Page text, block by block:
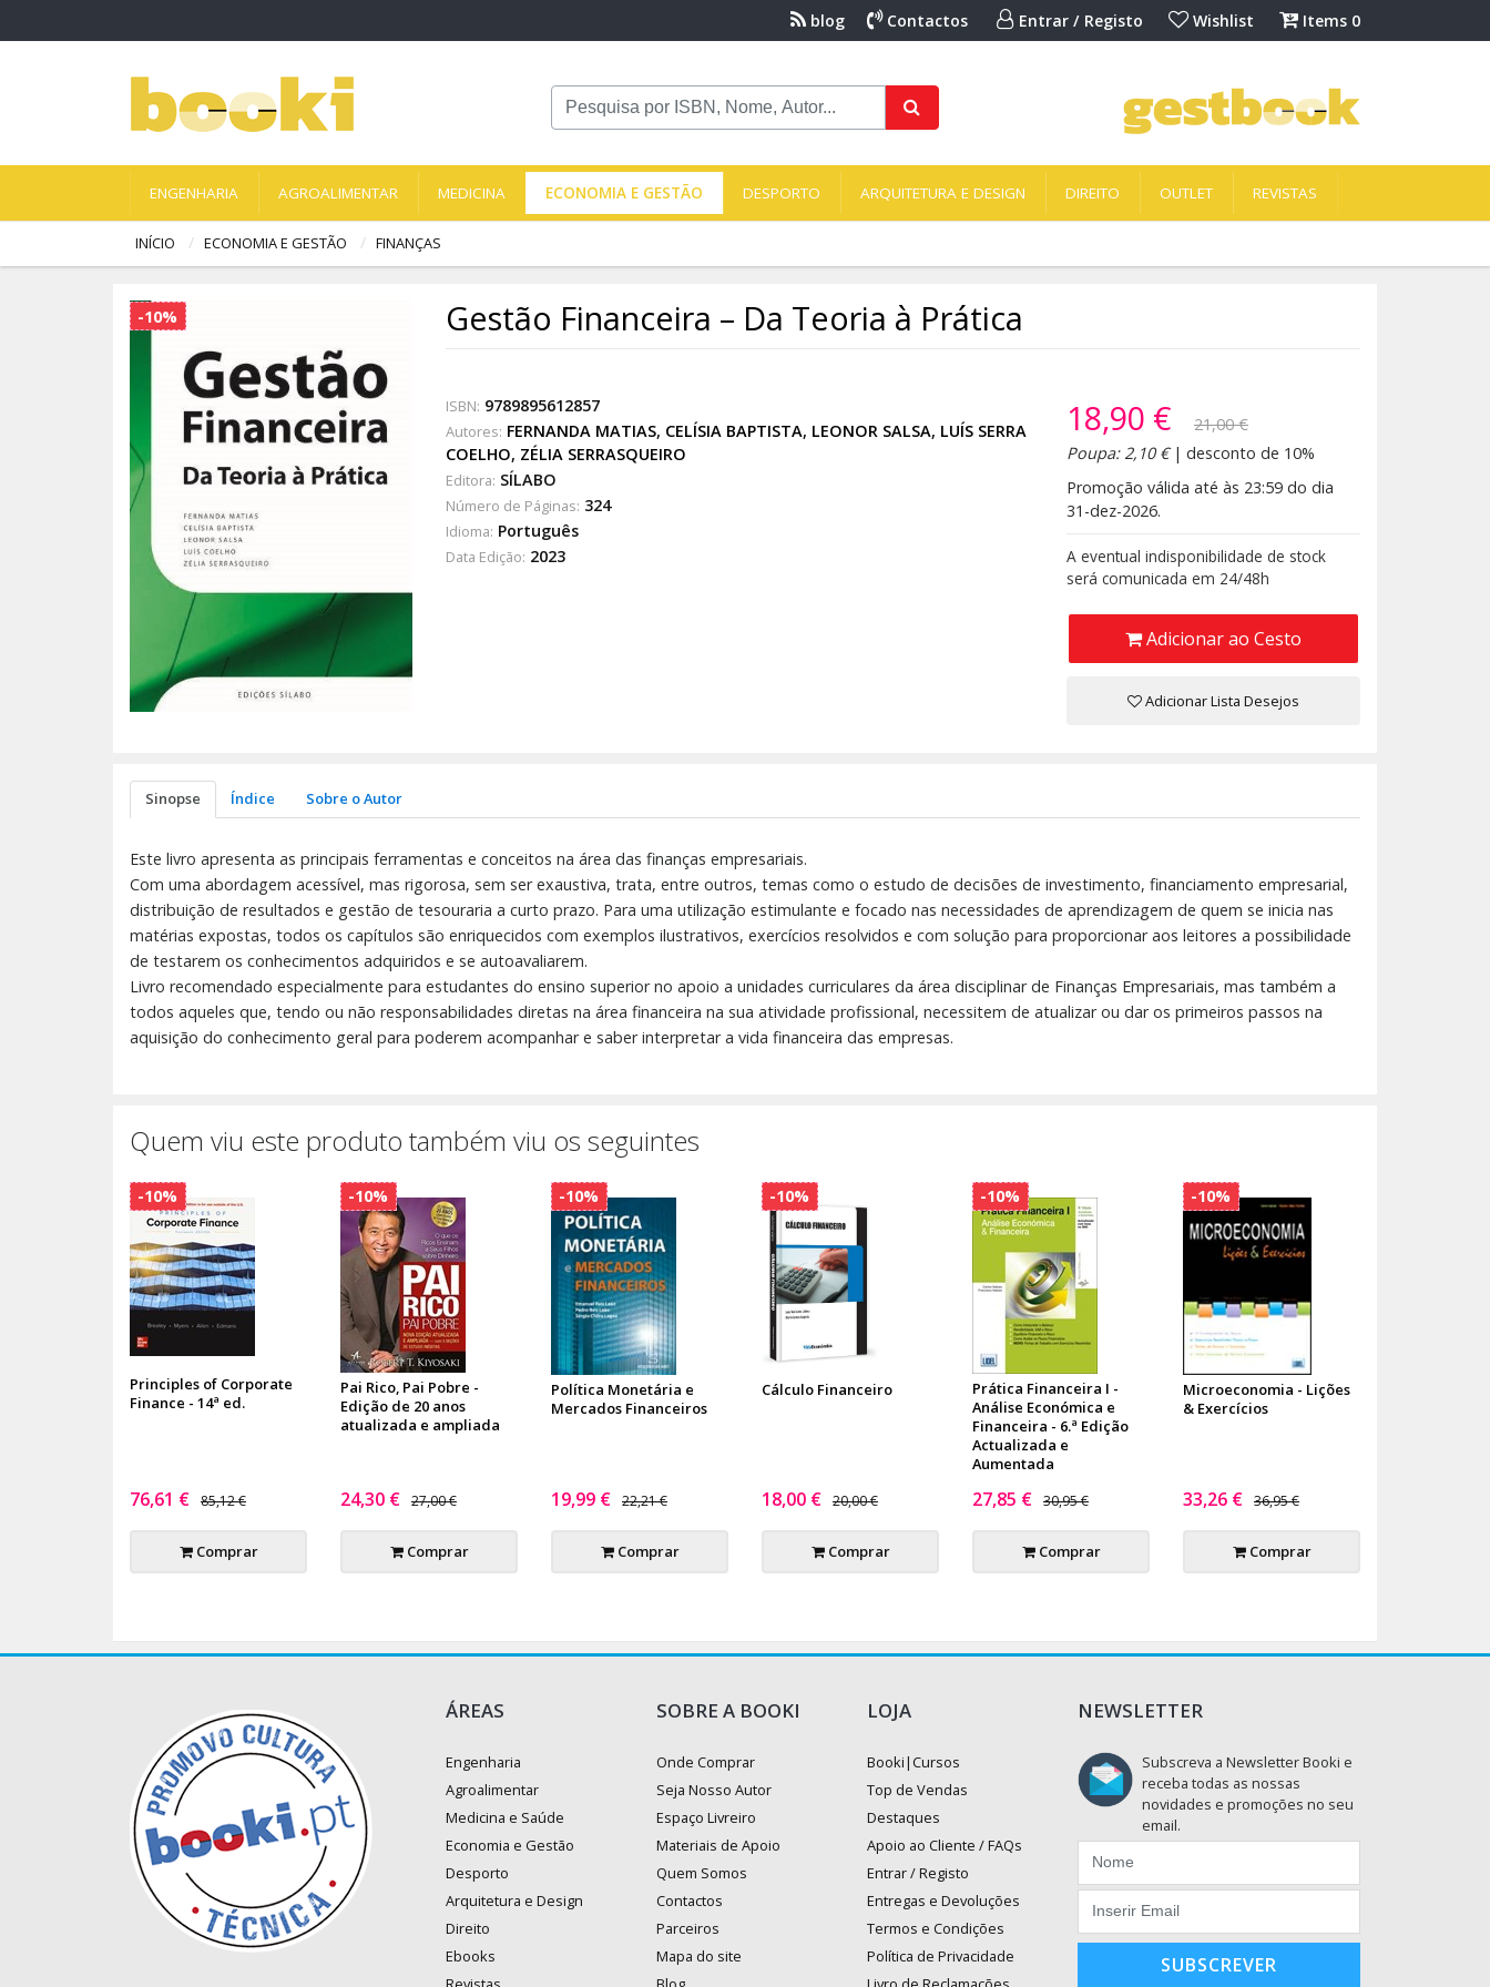
blog Contactos Entrar / Registo Wishlist Items 0
ENGENHARIA AGROALIMENTAR MEDICINA ECONOMIA E GESTÃO DESPORTO ARQUITETURA E DESIGN DIREITO OUTLET REVISTAS
INÍCIO ECONOMIA E GESTÃO FINANÇAS
-10% Gestão Financeira – Da Teoria à Prática
ISBN: 9789895612857
Autores: FERNANDA MATIAS, CELÍSIA BAPTISTA, LEONOR SALSA, LUÍS SERRA
COELHO, ZÉLIA SERRASQUEIRO
Editora: SÍLABO
Número de Páginas: 324
Idioma: Português
Data Edição: 2023
18,90 €
21,00 €
Poupa: 2,10 €| desconto de 10%
Promoção válida até às 23:59 do dia
31-dez-2026.
A eventual indisponibilidade de stock
será comunicada em 24/48h
Adicionar ao Cesto
Adicionar Lista Desejos
Sinopse Índice Sobre o Autor
Este livro apresenta as principais ferramentas e conceitos na área das finanças empresariais.
Com uma abordagem acessível, mas rigorosa, sem ser exaustiva, trata, entre outros, temas como o estudo de decisões de investimento, financiamento empresarial,
distribuição de resultados e gestão de tesouraria a curto prazo. Para uma utilização estimulante e focado nas necessidades de aprendizagem de quem se inicia nas
matérias expostas, todos os capítulos são enriquecidos com exemplos ilustrativos, exercícios resolvidos e com solução para proporcionar aos leitores a possibilidade
de testarem os conhecimentos adquiridos e se autoavaliarem.
Livro recomendado especialmente para estudantes do ensino superior no apoio a unidades curriculares da área disciplinar de Finanças Empresariais, mas também a
todos aqueles que, tendo ou não responsabilidades diretas na área financeira na sua atividade profissional, necessitem de atualizar ou dar os primeiros passos na
aquisição do conhecimento geral para poderem acompanhar e saber interpretar a vida financeira das empresas.
Quem viu este produto também viu os seguintes
Principles of Corporate
Finance - 14ª ed.
76,61 € 85,12 €
Comprar
-10%
Pai Rico, Pai Pobre -
Edição de 20 anos
atualizada e ampliada
24,30 € 27,00 €
Comprar
-10%
Política Monetária e
Mercados Financeiros
19,99 € 22,21 €
Comprar
-10%
Cálculo Financeiro
18,00 € 20,00 €
Comprar
-10%
Prática Financeira I -
Análise Económica e
Financeira - 6.ª Edição
Actualizada e
Aumentada
27,85 € 30,95 €
Comprar
-10%
Microeconomia - Lições
& Exercícios
33,26 € 36,95 €
Comprar
-10%
ÁREAS
Engenharia
Agroalimentar
Medicina e Saúde
Economia e Gestão
Desporto
Arquitetura e Design
Direito
Ebooks
SOBRE A BOOKI
Onde Comprar
Seja Nosso Autor
Espaço Livreiro
Materiais de Apoio
Quem Somos
Contactos
Parceiros
Mapa do site
LOJA
Booki|Cursos
Top de Vendas
Destaques
Apoio ao Cliente / FAQs
Entrar / Registo
Entregas e Devoluções
Termos e Condições
Política de Privacidade
NEWSLETTER
Subscreva a Newsletter Booki e
receba todas as nossas
novidades e promoções no seu
email.
SUBSCREVER